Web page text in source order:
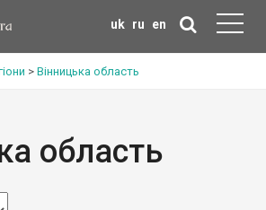
uk ru en
> Вінницька область
область